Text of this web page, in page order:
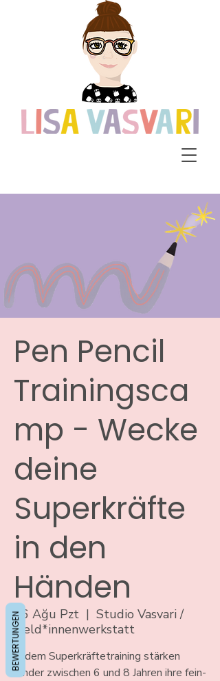
Pen Pencil
Trainingsca
mp - Wecke
deine
Superkräfte
in den
Händen
26 Ağu Pzt
  |
Studio Vasvari /
Held*innenwerkstatt
In dem Superkräftetraining stärken
Kinder zwischen 6 und 8 Jahren ihre fein-
BEWERTUNGEN